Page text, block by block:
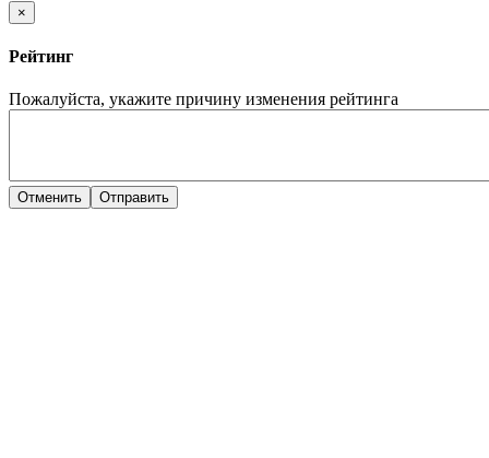
×
Рейтинг
Пожалуйста, укажите причину изменения рейтинга
Отменить Отправить